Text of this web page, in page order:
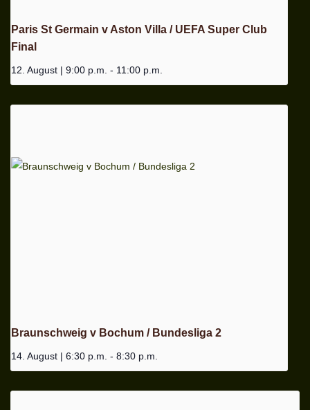
Paris St Germain v Aston Villa / UEFA Super Club
Final
12. August | 9:00 p.m. - 11:00 p.m.
Braunschweig v Bochum / Bundesliga 2
14. August | 6:30 p.m. - 8:30 p.m.